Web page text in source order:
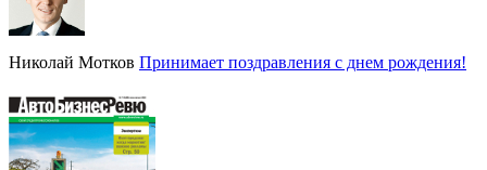
Николай Мотков Принимает поздравления с днем рождения!